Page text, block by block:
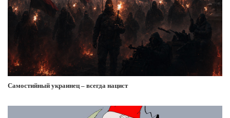
Самостийный украинец – всегда нацист